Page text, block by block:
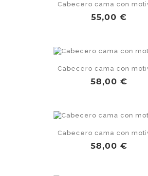
Cabecero cama con
Precio
55,00 €
Cabecero cama con
Precio
58,00 €
Cabecero cama con
Precio
58,00 €